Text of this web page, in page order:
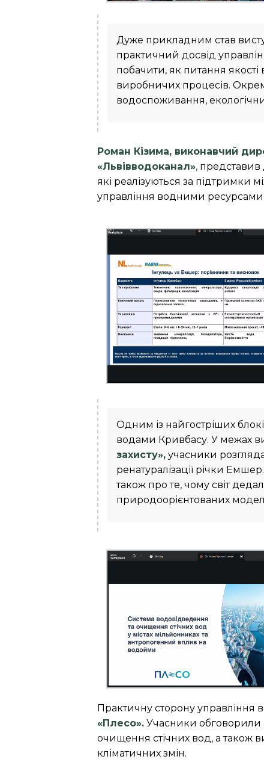
Дуже прикладним став
практичний досвід
побачити, як питання якості
виробничих процесів.
водоспоживання,
Роман Кізима, виконавчий
«Львівводоканал», представив
які реалізуються за підтримки
управління водними ресурсами
Одним із найгостріших
водами Кривбасу. У межах
захисту», учасники
ренатуралізації річки
також про те, чому світ
природоорієнтованих
Практичну сторону управління
«Плесо». Учасники обговорили
очищення стічних вод, а також
кліматичних змін.